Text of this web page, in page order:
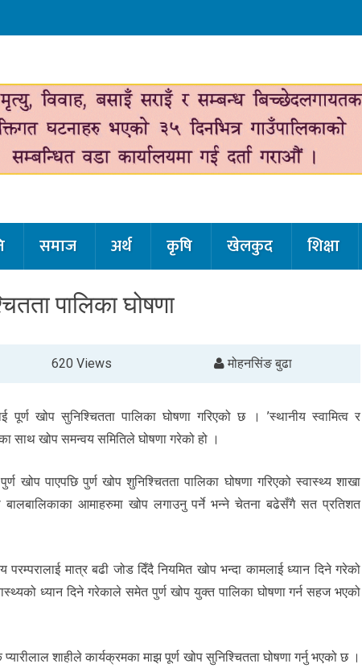
समाज अर्थ कृषि खेलकुद शिक्षा
पालिका घोषणा
620 Views मोहनसिंङ बुढा
पूर्ण खोप सुनिश्चितता पालिका घोषणा गरिएको छ । ’स्थानीय स्वामित्व र
साथ खोप समन्वय समितिले घोषणा गरेको हो ।
खोप पाएपछि पुर्ण खोप शुनिश्चितता पालिका घोषणा गरिएको स्वास्थ्य शाखा
आमाहरुमा खोप लगाउनु पर्ने भन्ने चेतना बढेसँगै सत प्रतिशत
मात्र बढी जोड दिँदै नियमित खोप भन्दा कामलाई ध्यान दिने गरेको
ध्यान दिने गरेकाले समेत पुर्ण खोप युक्त पालिका घोषणा गर्न सहज भएको
शाहीले कार्यक्रमका माझ पूर्ण खोप सुनिश्चितता घोषणा गर्नु भएको छ ।